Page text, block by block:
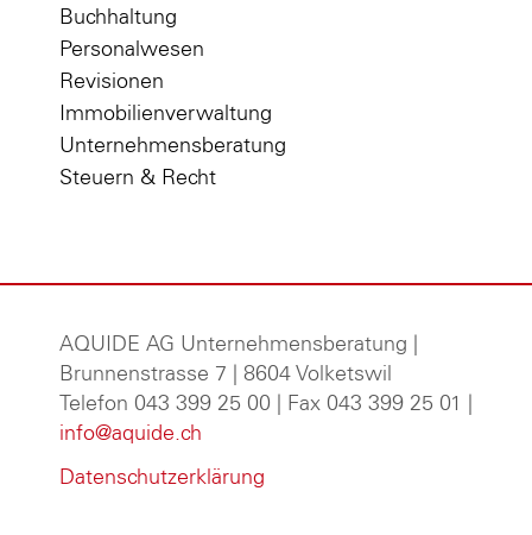
Buchhaltung
Personalwesen
Revisionen
Immobilienverwaltung
Unternehmensberatung
Steuern & Recht
AQUIDE AG Unternehmensberatung
Brunnenstrasse 7 | 8604 Volketswil
Telefon 043 399 25 00 | Fax 043 399 25 01 |
info@aquide.ch
Datenschutzerklärung